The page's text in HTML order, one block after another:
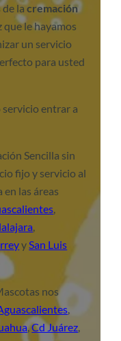
de lacremación
que le hayamos
un servicio
para usted
entrar a
Sencilla sin
fijo y servicio al
las áreas
,
,
ySan Luis
nos
,
,Cd Juárez,